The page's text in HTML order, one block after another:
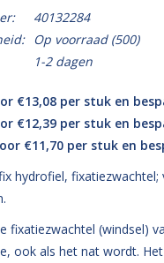
40132284
Op voorraad(500)
1-2 dagen
€13,08 per stuk en
€12,39 per stuk en
€11,70 per stuk en
hydrofiel,
fixatiezwachtel (windsel)
ook als het nat wordt.